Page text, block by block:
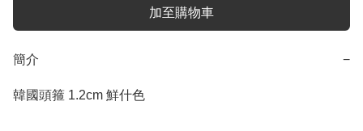
加至購物車
簡介 −
韓國頭箍 1.2cm 鮮什色